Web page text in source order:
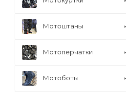
Мотоштаны
Мотоперчатки
Мотоботы